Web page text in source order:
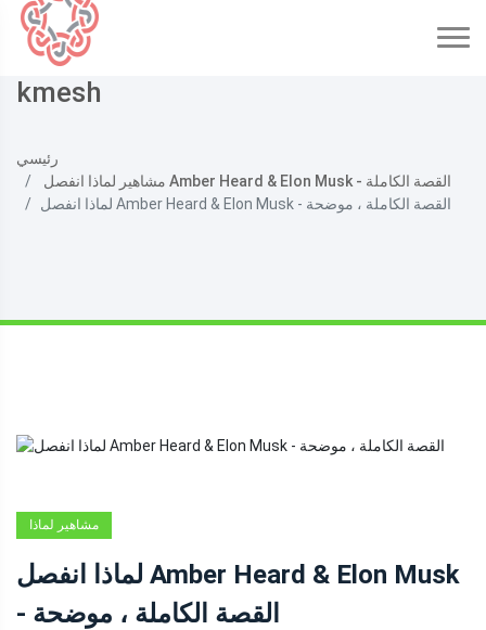
kmesh
رئيسي
مشاهير لماذا انفصل Amber Heard & Elon Musk - القصة الكاملة
لماذا انفصل Amber Heard & Elon Musk - القصة الكاملة ، موضحة
مشاهير لماذا
HEARD & ELON
MUSK - القصة
لماذا انفصل Amber Heard & Elon Musk
- القصة الكاملة ، موضحة